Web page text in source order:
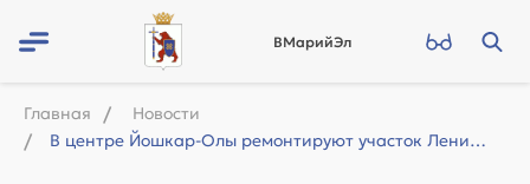
ВМарийЭл
Главная
Новости
В центре Йошкар-Олы ремонтируют участок Ленинского проспекта